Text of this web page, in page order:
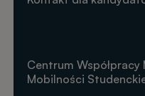
Centrum Współpracy
Mobilności